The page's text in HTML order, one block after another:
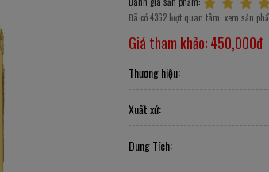
Đã có 4362 lượt quan tâm, xem sản
Giá tham khảo:450,000đ
Thương hiệu:
Xuất xứ:
Dung Tích: